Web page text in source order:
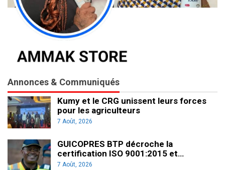
Annonces & Communiqués
Kumy et le CRG unissent leurs forces
pour les agriculteurs
7 Août, 2026
GUICOPRES BTP décroche la
certification ISO 9001:2015 et…
7 Août, 2026